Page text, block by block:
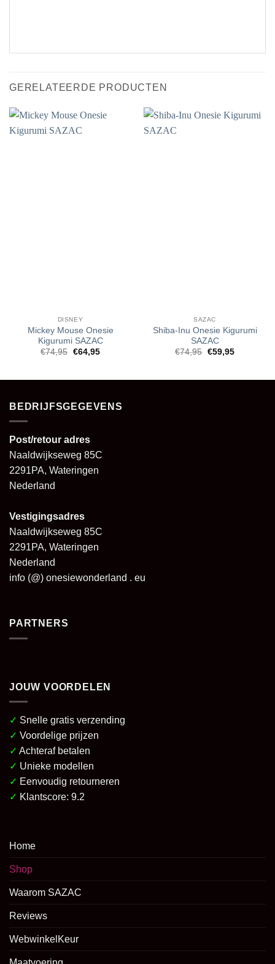
GERELATEERDE PRODUCTEN
DISNEY
Mickey Mouse Onesie
Kigurumi SAZAC
€74,95 Oorspronkelijke
€64,95Huidige
SAZAC
Shiba-Inu Onesie Kigurumi
SAZAC
€74,95 Oorspronkelijke
€59,95Huidige
BEDRIJFSGEGEVENS
Post/retour adres
Naaldwijkseweg 85C
2291PA, Wateringen
Nederland
Vestigingsadres
Naaldwijkseweg 85C
2291PA, Wateringen
Nederland
info (@) onesiewonderland . eu
PARTNERS
JOUW VOORDELEN
✓ Snelle gratis verzending
✓ Voordelige prijzen
✓ Achteraf betalen
✓ Unieke modellen
✓ Eenvoudig retourneren
✓ Klantscore: 9.2
Home
Shop
Waarom SAZAC
Reviews
WebwinkelKeur